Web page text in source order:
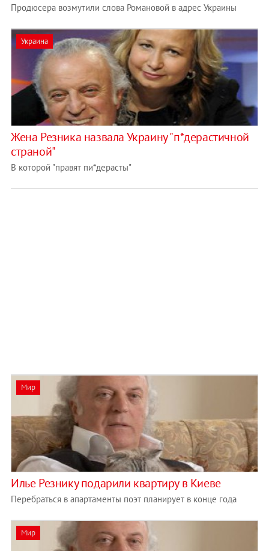
Продюсера возмутили слова Романовой в адрес Украины
Украина
Жена Резника назвала Украину "п*дерастичной
страной"
В которой "правят пи*дерасты"
Мир
Илье Резнику подарили квартиру в Киеве
Перебраться в апартаменты поэт планирует в конце года
Мир